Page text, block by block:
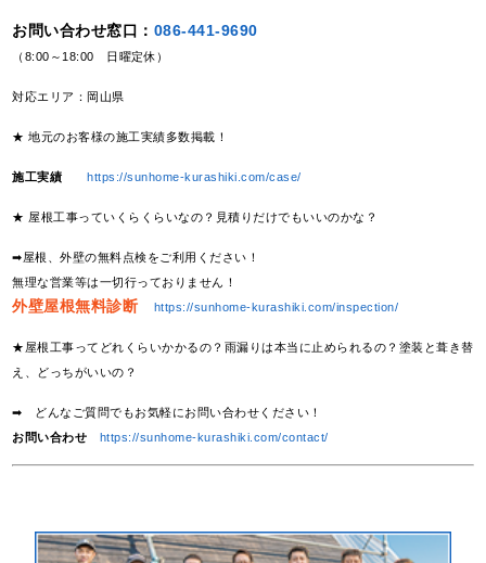
お問い合わせ窓口： 086-441-9690
（8:00～18:00 日曜定休）
対応エリア：岡山県
★ 地元のお客様の施工実績多数掲載！
施工実績 https://sunhome-kurashiki.com/case/
★ 屋根工事っていくらくらいなの？見積りだけでもいいのかな？
➡屋根、外壁の無料点検をご利用ください！
無理な営業等は一切行っておりません！
外壁屋根無料診断 https://sunhome-kurashiki.com/inspection/
★屋根工事ってどれくらいかかるの？雨漏りは本当に止められるの？塗装と葺き替
え、どっちがいいの？
➡ どんなご質問でもお気軽にお問い合わせください！
お問い合わせ
https://sunhome-kurashiki.com/contact/